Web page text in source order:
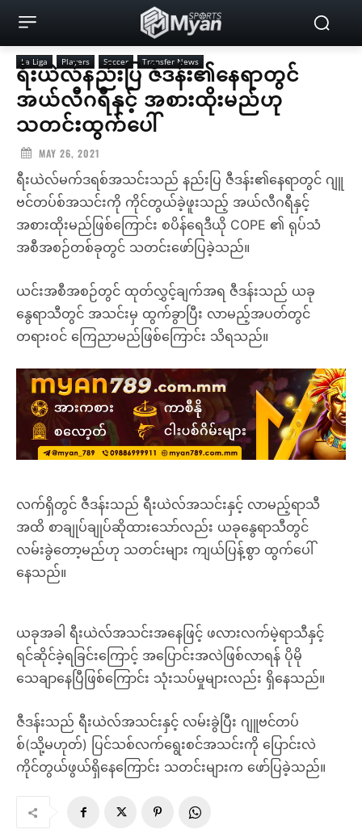
La Liga Players Soccer Transfer News
ရီးယဲလ်နည်းပြ ဇီဒန်း၏နေရာတွင်
အယ်လီဂရီနှင့် အစားထိုးမည်ဟု
သတင်းထွက်ပေါ်
MAY 26, 2021
ရီးယဲလ်မက်ဒရစ်အသင်းသည် နည်းပြ ဇီဒန်း၏နေရာတွင် ဂျူ
ဗင်တပ်စ်အသင်းကို ကိုင်တွယ်ခဲ့ဖူးသည့် အယ်လီဂရီနှင့်
အစားထိုးမည်ဖြစ်ကြောင်း စပိန်ရေဒီယို COPE ၏ ရုပ်သံ
အစီအစဉ်တစ်ခုတွင် သတင်းဖော်ပြခဲ့သည်။
ယင်းအစီအစဉ်တွင် ထုတ်လွှင့်ချက်အရ ဇီဒန်းသည် ယခု
နွေရာသီတွင် အသင်းမှ ထွက်ခွာပြီး လာမည့်အပတ်တွင်
တရားဝင် ကြေညာမည်ဖြစ်ကြောင်း သိရသည်။
လက်ရှိတွင် ဇီဒန်းသည် ရီးယဲလ်အသင်းနှင့် လာမည့်ရာသီ
အထိ စာချုပ်ချုပ်ဆိုထားသော်လည်း ယခုနွေရာသီတွင်
လမ်းခွဲတော့မည်ဟု သတင်းများ ကျယ်ပြန့်စွာ ထွက်ပေါ်
နေသည်။
ယခုအခါ ရီးယဲလ်အသင်းအနေဖြင့် ဖလားလက်မဲ့ရာသီနှင့်
ရင်ဆိုင်ခဲ့ရခြင်းကြောင့် အပြောင်းအလဲဖြစ်လာရန် ပိုမို
သေချာနေပြီဖြစ်ကြောင်း သုံးသပ်မှုများလည်း ရှိနေသည်။
ဇီဒန်းသည် ရီးယဲလ်အသင်းနှင့် လမ်းခွဲပြီး ဂျူဗင်တပ်
စ်(သို့မဟုတ်) ပြင်သစ်လက်ရွေးစင်အသင်းကို ပြောင်းလဲ
ကိုင်တွယ်ဖွယ်ရှိနေကြောင်း သတင်းများက ဖော်ပြခဲ့သည်။